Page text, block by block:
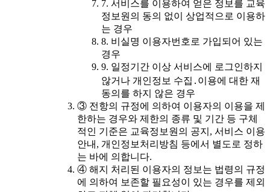
7. 서비스를 이용하여 얻은 정보를 교육
정보원의 동의 없이 상업적으로 이용하
는 경우
8. 비실명 이용자번호로 가입되어 있는
경우
9. 일정기간 이상 서비스에 로그인하지
않거나 개인정보 수집․이용에 대한 재
동의를 하지 않은 경우
③ 전항의 규정에 의하여 이용자의 이용을 제
한하는 경우와 제한의 종류 및 기간 등 구체
적인 기준은 교육정보원의 공지, 서비스 이용
안내, 개인정보처리방침 등에서 별도로 정하
는 바에 의합니다.
④ 해지 처리된 이용자의 정보는 법령의 규정
에 의하여 보존할 필요성이 있는 경우를 제외